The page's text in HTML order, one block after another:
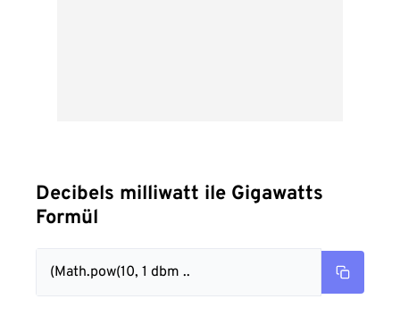
Decibels milliwatt ile Gigawatts
Formül
(Math.pow(10, 1 dbm ..